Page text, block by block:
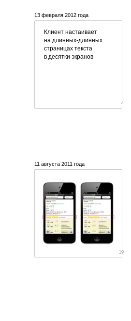
13 февраля 2012 года
Клиент настаивает
на длинных-длинных
страницах текста
в десятки экранов
4
11 августа 2011 года
19